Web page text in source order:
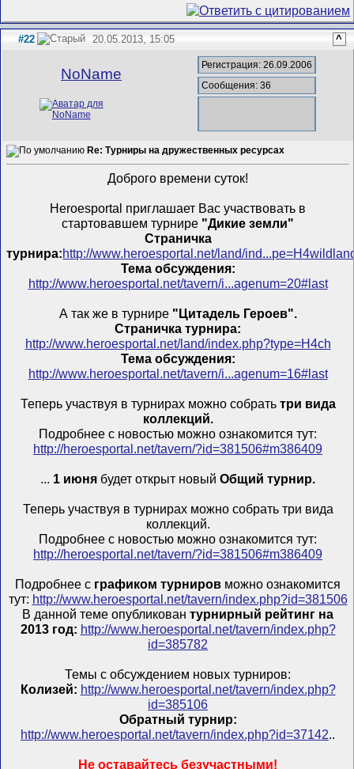
#22 20.05.2013, 15:05 ^
NoName
Регистрация: 26.09.2006
Сообщения: 36
Re: Турниры на дружественных ресурсах
Доброго времени суток!
Heroesportal приглашает Вас участвовать в
стартовавшем турнире "Дикие земли"
Страничка
турнира:http://www.heroesportal.net/land/
Тема обсуждения:
http://www.heroesportal.net/tavern/i...agenum=20#last
А так же в турнире "Цитадель Героев".
Страничка турнира:
http://www.heroesportal.net/land/index.php?type=H4ch
Тема обсуждения:
http://www.heroesportal.net/tavern/i...agenum=16#last
Теперь участвуя в турнирах можно собрать три вида
коллекций.
Подробнее с новостью можно ознакомится тут:
http://heroesportal.net/tavern/?id=381506#m386409
... 1 июня будет открыт новый Общий турнир.
Теперь участвуя в турнирах можно собрать три вида
коллекций.
Подробнее с новостью можно ознакомится тут:
http://heroesportal.net/tavern/?id=381506#m386409
Подробнее с графиком турниров можно ознакомится
тут: http://www.heroesportal.net/tavern/index.php?id=381506
В данной теме опубликован турнирный рейтинг на
2013 год: http://www.heroesportal.net/tavern/index.php?
id=385782
Темы с обсуждением новых турниров:
Колизей: http://www.heroesportal.net/tavern/index.php?
id=385106
Обратный турнир:
http://www.heroesportal.net/tavern/index.php?id=37142..
Не оставайтесь безучастными!